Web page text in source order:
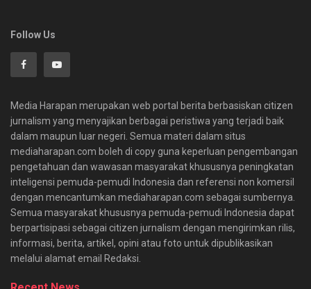
Follow Us
Media Harapan merupakan web portal berita berbasiskan citizen
jurnalism yang menyajikan berbagai peristiwa yang terjadi baik
dalam maupun luar negeri. Semua materi dalam situs
mediaharapan.com boleh di copy guna keperluan pengembangan
pengetahuan dan wawasan masyarakat khususnya peningkatan
inteligensi pemuda-pemudi Indonesia dan referensi non komersil
dengan mencantumkan mediaharapan.com sebagai sumbernya.
Semua masyarakat khususnya pemuda-pemudi Indonesia dapat
berpartisipasi sebagai citizen jurnalism dengan mengirimkan rilis,
informasi, berita, artikel, opini atau foto untuk dipublikasikan
melalui alamat email Redaksi.